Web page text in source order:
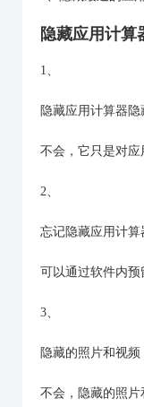
隐藏应用计算
1、
隐藏应用计算器
不会，它只是对应
2、
忘记隐藏应用计算
可以通过软件内预
3、
隐藏的照片和视
不会，隐藏的照片